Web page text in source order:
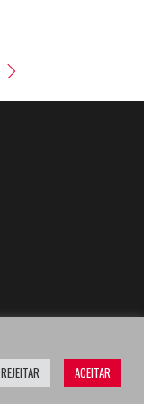
REJEITAR ACEITAR